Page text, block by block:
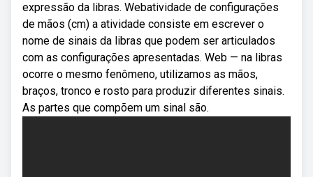
expressão da libras. Webatividade de configurações
de mãos (cm) a atividade consiste em escrever o
nome de sinais da libras que podem ser articulados
com as configurações apresentadas. Web — na libras
ocorre o mesmo fenômeno, utilizamos as mãos,
braços, tronco e rosto para produzir diferentes sinais.
As partes que compõem um sinal são.